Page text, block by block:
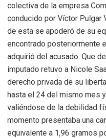
colectiva de la empresa
conducido por Víctor Pulgar
de esta se apoderó de su
encontrado posteriormente
adquirió del acusado. Que
imputado retuvo a Nicole
derecho privada de su
hasta el 24 del mismo mes
valiéndose de la debilidad
momento presentaba una
equivalente a 1,96 gramos